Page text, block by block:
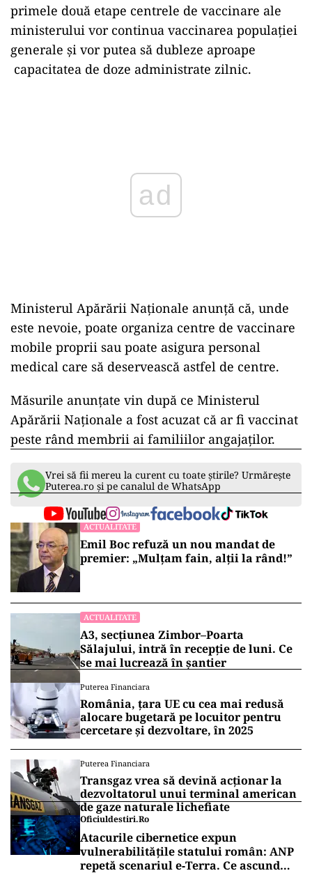
primele două etape centrele de vaccinare ale
ministerului vor continua vaccinarea populaţiei
generale şi vor putea să dubleze aproape
capacitatea de doze administrate zilnic.
Ministerul Apărării Naţionale anunţă că, unde
este nevoie, poate organiza centre de vaccinare
mobile proprii sau poate asigura personal
medical care să deservească astfel de centre.
Măsurile anunţate vin după ce Ministerul
Apărării Naţionale a fost acuzat că ar fi vaccinat
peste rând membrii ai familiilor angajaţilor.
Vrei să fii mereu la curent cu toate știrile? Urmărește
Puterea.ro și pe canalul de WhatsApp
ACTUALITATE
Emil Boc refuză un nou mandat de
premier: „Mulțam fain, alții la rând!”
ACTUALITATE
A3, secțiunea Zimbor–Poarta
Sălajului, intră în recepție de luni. Ce
se mai lucrează în șantier
Puterea Financiara
România, țara UE cu cea mai redusă
alocare bugetară pe locuitor pentru
cercetare și dezvoltare, în 2025
Puterea Financiara
Transgaz vrea să devină acționar la
dezvoltatorul unui terminal american
de gaze naturale lichefiate
Oficiuldestiri.ro
Atacurile cibernetice expun
vulnerabilitățile statului român: ANP
repetă scenariul e‑Terra. Ce ascund